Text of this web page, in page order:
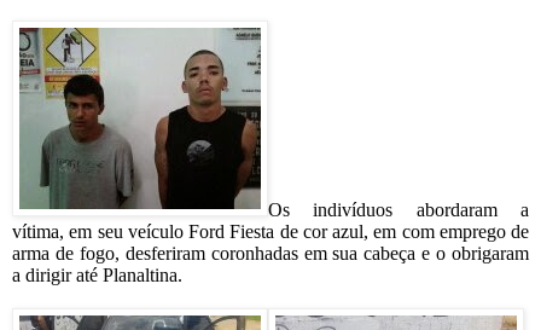
Os indivíduos abordaram a
vítima, em seu veículo Ford Fiesta de cor azul, em com emprego de
arma de fogo, desferiram coronhadas em sua cabeça e o obrigaram
a dirigir até Planaltina.